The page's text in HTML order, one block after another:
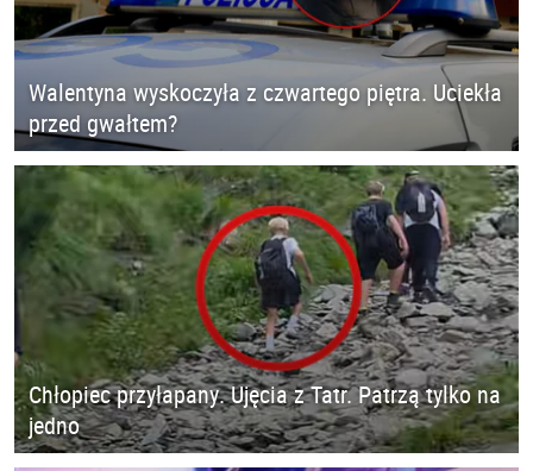
Walentyna wyskoczyła z czwartego piętra. Uciekła
przed gwałtem?
Chłopiec przyłapany. Ujęcia z Tatr. Patrzą tylko na
jedno